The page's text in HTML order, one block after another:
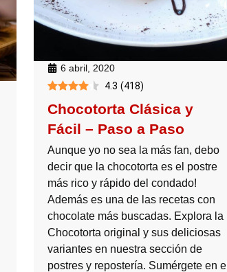
6 abril, 2020
4.3 (418)
Chocotorta Clásica y
Fácil – Paso a Paso
Aunque yo no sea la más fan, debo
decir que la chocotorta es el postre
más rico y rápido del condado!
Además es una de las recetas con
chocolate más buscadas. Explora la
Chocotorta original y sus deliciosas
variantes en nuestra sección de
postres y repostería. Sumérgete en el